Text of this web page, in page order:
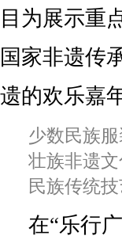
目为展示重
国家非遗传
遗的欢乐嘉
少数民族
壮族非遗
民族传统
在“乐行